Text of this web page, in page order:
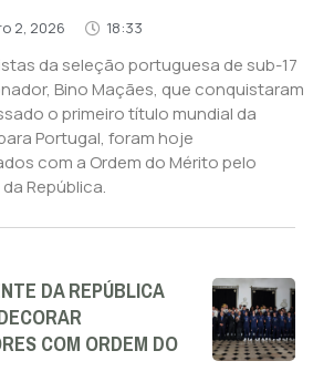
2, 2026 18:33
da seleção portuguesa de sub-17
Bino Maçães, que conquistaram
o primeiro título mundial da
Portugal, foram hoje
com a Ordem do Mérito pelo
República.
DA REPÚBLICA
COM ORDEM DO